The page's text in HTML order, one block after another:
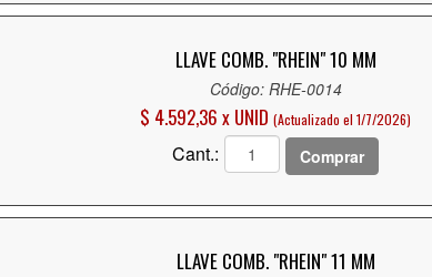
LLAVE COMB. "RHEIN" 10 MM
Código: RHE-0014
$ 4.592,36 x UNID (Actualizado el 1/7/2026)
Cant.: Comprar
LLAVE COMB. "RHEIN" 11 MM